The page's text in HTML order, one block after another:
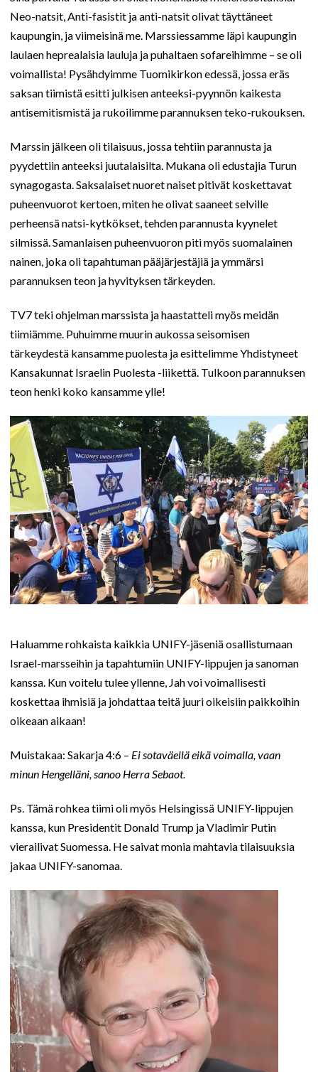
Neo-natsit, Anti-fasistit ja anti-natsit olivat täyttäneet
kaupungin, ja viimeisinä me. Marssiessamme läpi kaupungin
laulaen heprealaisia lauluja ja puhaltaen sofareihimme – se oli
voimallista! Pysähdyimme Tuomikirkon edessä, jossa eräs
saksan tiimistä esitti julkisen anteeksi-pyynnön kaikesta
antisemitismistä ja rukoilimme parannuksen teko-rukouksen.
Marssin jälkeen oli tilaisuus, jossa tehtiin parannusta ja
pyydettiin anteeksi juutalaisilta. Mukana oli edustajia Turun
synagogasta. Saksalaiset nuoret naiset pitivät koskettavat
puheenvuorot kertoen, miten he olivat saaneet selville
perheensä natsi-kytkökset, tehden parannusta kyynelet
silmissä. Samanlaisen puheenvuoron piti myös suomalainen
nainen, joka oli tapahtuman pääjärjestäjiä ja ymmärsi
parannuksen teon ja hyvityksen tärkeyden.
TV7 teki ohjelman marssista ja haastatteli myös meidän
tiimiämme. Puhuimme muurin aukossa seisomisen
tärkeydestä kansamme puolesta ja esittelimme Yhdistyneet
Kansakunnat Israelin Puolesta -liikettä. Tulkoon parannuksen
teon henki koko kansamme ylle!
Haluamme rohkaista kaikkia UNIFY-jäseniä osallistumaan
Israel-marsseihin ja tapahtumiin UNIFY-lippujen ja sanoman
kanssa. Kun voitelu tulee yllenne, Jah voi voimallisesti
koskettaa ihmisiä ja johdattaa teitä juuri oikeisiin paikkoihin
oikeaan aikaan!
Muistakaa: Sakarja 4:6 – Ei sotaväellä eikä voimalla, vaan
minun Hengelläni, sanoo Herra Sebaot.
Ps. Tämä rohkea tiimi oli myös Helsingissä UNIFY-lippujen
kanssa, kun Presidentit Donald Trump ja Vladimir Putin
vierailivat Suomessa. He saivat monia mahtavia tilaisuuksia
jakaa UNIFY-sanomaa.